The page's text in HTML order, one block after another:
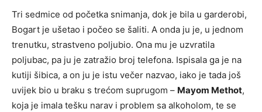
Tri sedmice od početka snimanja, dok je bila u garderobi,
Bogart je ušetao i počeo se šaliti. A onda ju je, u jednom
trenutku, strastveno poljubio. Ona mu je uzvratila
poljubac, pa ju je zatražio broj telefona. Ispisala ga je na
kutiji šibica, a on ju je istu večer nazvao, iako je tada još
uvijek bio u braku s trećom suprugom – Mayom Methot,
koja je imala tešku narav i problem sa alkoholom, te se